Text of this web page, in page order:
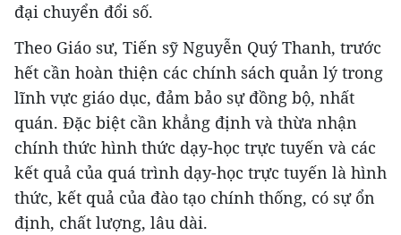
đại chuyển đổi số.
Theo Giáo sư, Tiến sỹ Nguyễn Quý Thanh, trước
hết cần hoàn thiện các chính sách quản lý trong
lĩnh vực giáo dục, đảm bảo sự đồng bộ, nhất
quán. Đặc biệt cần khẳng định và thừa nhận
chính thức hình thức dạy-học trực tuyến và các
kết quả của quá trình dạy-học trực tuyến là hình
thức, kết quả của đào tạo chính thống, có sự ổn
định, chất lượng, lâu dài.